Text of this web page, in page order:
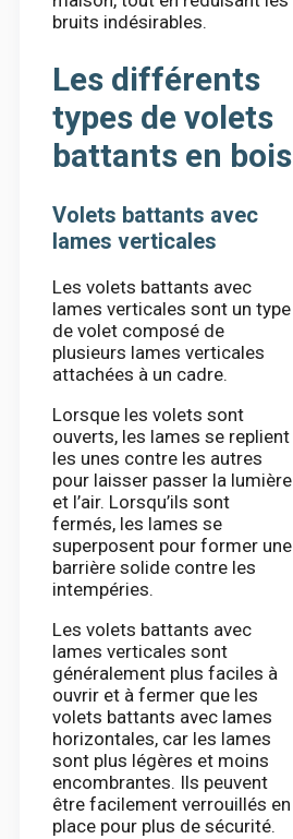
bruits indésirables.
Les différents
types de volets
battants en bois
Volets battants avec
lames verticales
Les volets battants avec
lames verticales sont un type
de volet composé de
plusieurs lames verticales
attachées à un cadre.
Lorsque les volets sont
ouverts, les lames se replient
les unes contre les autres
pour laisser passer la lumière
et l’air. Lorsqu’ils sont
fermés, les lames se
superposent pour former une
barrière solide contre les
intempéries.
Les volets battants avec
lames verticales sont
généralement plus faciles à
ouvrir et à fermer que les
volets battants avec lames
horizontales, car les lames
sont plus légères et moins
encombrantes. Ils peuvent
être facilement verrouillés en
place pour plus de sécurité.